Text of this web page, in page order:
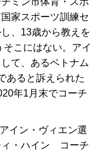
家スポーツ訓練セ
、13歳から教えを
こにはない。アイ
て、あるベトナム
あると訴えられた
年1月末でコーチ
イン・ヴィエン選
ィ・ハイン コーチ